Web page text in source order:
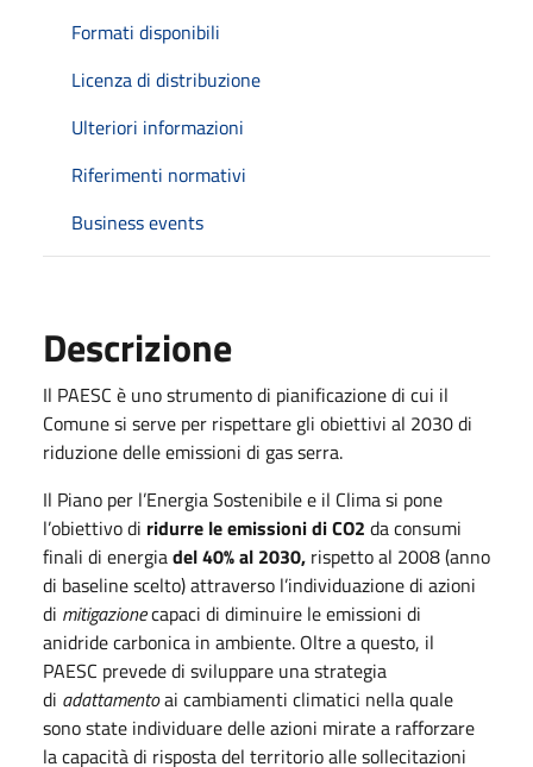
Formati disponibili
Licenza di distribuzione
Ulteriori informazioni
Riferimenti normativi
Business events
Descrizione
Il PAESC è uno strumento di pianificazione di cui il
Comune si serve per rispettare gli obiettivi al 2030 di
riduzione delle emissioni di gas serra.
Il Piano per l’Energia Sostenibile e il Clima si pone
l’obiettivo di ridurre le emissioni di CO2 da consumi
finali di energiadel 40% al 2030, rispetto al 2008 (anno
di baseline scelto) attraverso l’individuazione di azioni
di mitigazionecapaci di diminuire le emissioni di
anidride carbonica in ambiente. Oltre a questo, il
PAESC prevede di sviluppare una strategia
di adattamentoai cambiamenti climatici nella quale
sono state individuare delle azioni mirate a rafforzare
la capacità di risposta del territorio alle sollecitazioni